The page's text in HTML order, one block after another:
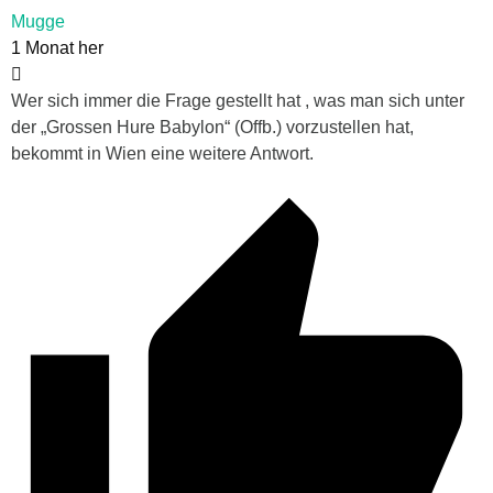
Mugge
1 Monat her
Wer sich immer die Frage gestellt hat , was man sich unter
der „Grossen Hure Babylon“ (Offb.) vorzustellen hat,
bekommt in Wien eine weitere Antwort.